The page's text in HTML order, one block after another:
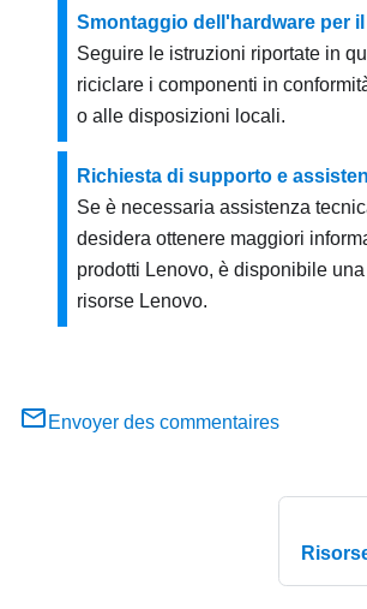
Smontaggio dell'hardware per
Seguire le istruzioni riportate in
riciclare i componenti in
o alle disposizioni locali.
Richiesta di supporto e
Se è necessaria assistenza
desidera ottenere maggiori
prodotti Lenovo, è disponibile
risorse Lenovo.
Envoyer des commentaires